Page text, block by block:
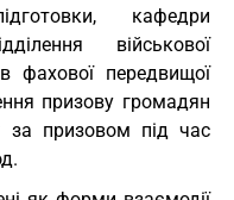
кафедри
військової
фахової передвищої
призову громадян
за призовом під час